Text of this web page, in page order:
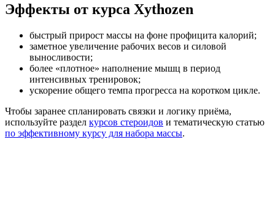
Эффекты от курса Xythozen
быстрый прирост массы на фоне профицита калорий;
заметное увеличение рабочих весов и силовой
выносливости;
более «плотное» наполнение мышц в период
интенсивных тренировок;
ускорение общего темпа прогресса на коротком цикле.
Чтобы заранее спланировать связки и логику приёма,
используйте раздел курсов стероидов и тематическую статью
по эффективному курсу для набора массы.